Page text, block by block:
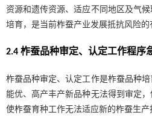
资源和遗传资源、适应不同地区及气
培育，是当前柞蚕产业发展抵抗风险的
2.4 柞蚕品种审定、认定工作程序
柞蚕品种审定、认定工作是柞蚕品种
能优、高产丰产新品种无法得到审定
使柞蚕育种工作无法适应新的柞蚕生